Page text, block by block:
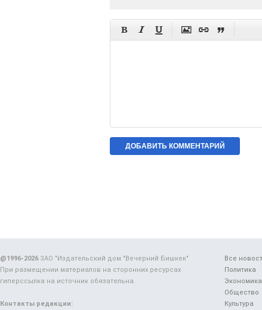
     
Все
Политика
Экономика
Общество
Культура
@1996-2026ЗАО "Издательский дом "Вечерний Бишкек"
При размещении материалов на сторонних ресурсах
гиперссылка на источник обязательна.
Контакты редакции: